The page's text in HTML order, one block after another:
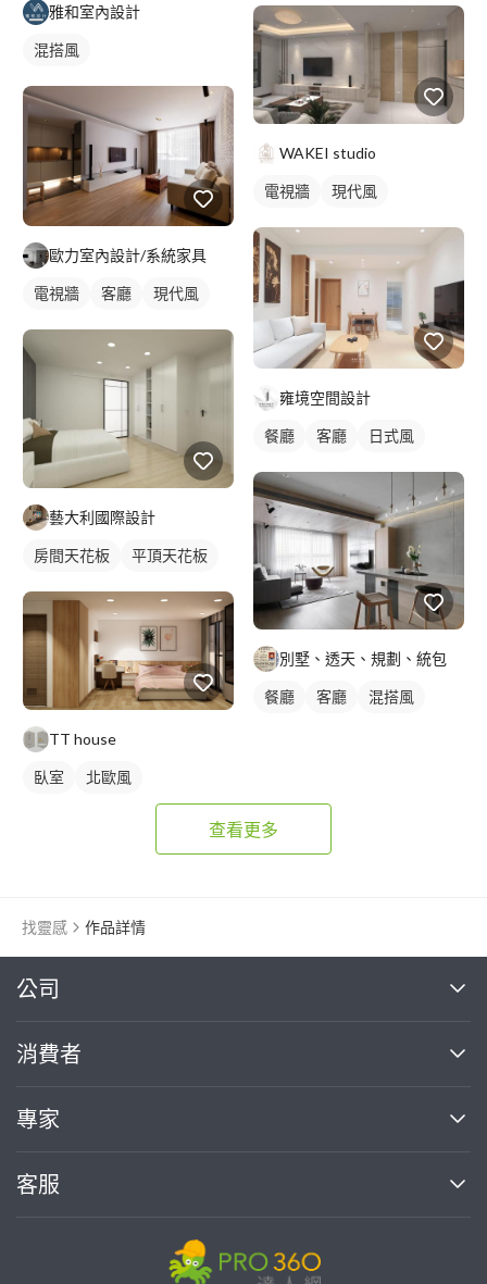
雅和室內設計
混搭風
歐力室內設計/系統家具
電視牆 客廳 現代風
藝大利國際設計
房間天花板 平頂天花板
TT house
臥室 北歐風
WAKEI studio
電視牆 現代風
雍境空間設計
餐廳 客廳 日式風
別墅、透天、規劃、統包
餐廳 客廳 混搭風
查看更多
找靈感 作品詳情
公司
關於我們
部落格
加入我們
消費者
買服務
熱門服務
專家
案件中心
客服
繼續完成